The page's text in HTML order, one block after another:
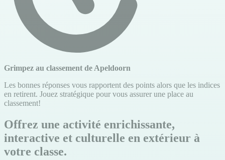
Grimpez au classement de Apeldoorn
Les bonnes réponses vous rapportent des points alors que les indices
en retirent. Jouez stratégique pour vous assurer une place au
classement!
Offrez une activité enrichissante,
interactive et culturelle en extérieur à
votre classe.